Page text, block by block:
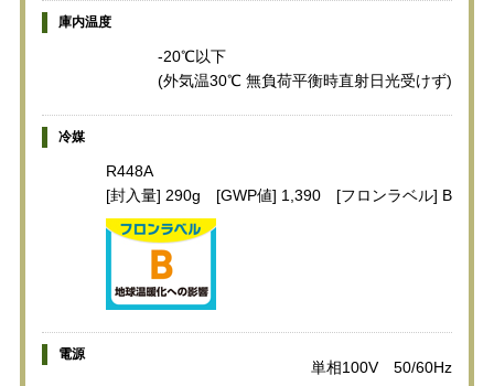
庫内温度
-20℃以下
(外気温30℃ 無負荷平衡時直射日光受けず)
冷媒
R448A
[封入量] 290g [GWP値] 1,390 [フロンラベル] B
電源
単相100V 50/60Hz